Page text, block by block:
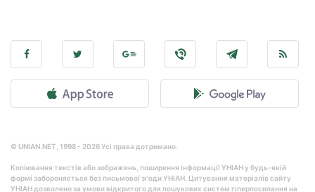
© UNIAN.NET, 1998 - 2026 Усі права дотримано.
Копіювання текстів або зображень, поширення інформації УНІАН у будь-якій
формі забороняється без письмової згоди УНІАН. Цитування матеріалів сайту
УНІАН дозволено за умови відкритого для пошукових систем гіперпосилання на